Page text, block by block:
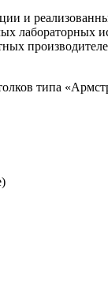
и
типа